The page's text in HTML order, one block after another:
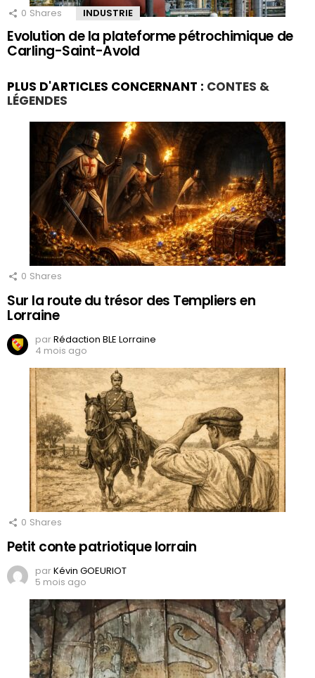
0 Shares INDUSTRIE
Evolution de la plateforme pétrochimique de
Carling-Saint-Avold
PLUS D'ARTICLES CONCERNANT : CONTES &
LÉGENDES
0 Shares
Sur la route du trésor des Templiers en
Lorraine
parRédaction BLE Lorraine
4 mois ago
0 Shares
Petit conte patriotique lorrain
parKévin GOEURIOT
5 mois ago